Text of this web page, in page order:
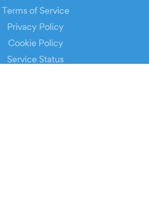
Terms of Service
Privacy Policy
Cookie Policy
Service Status